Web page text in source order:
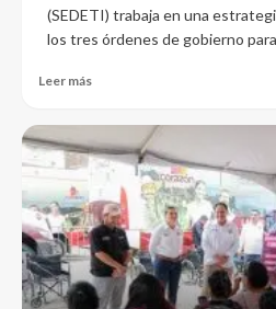
(SEDETI) trabaja en una
los tres órdenes de gobierno
Leer más